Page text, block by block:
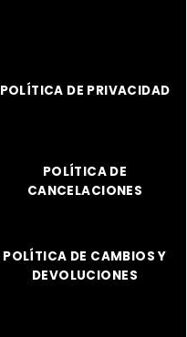
POLÍTICA DE PRIVACIDAD
POLÍTICA DE
CANCELACIONES
POLÍTICA DE CAMBIOS Y
DEVOLUCIONES